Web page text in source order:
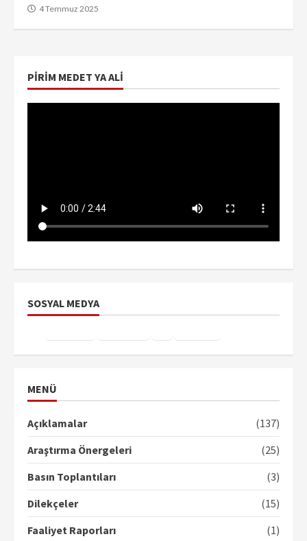
4 Temmuz 2025
PIRIM MEDET YA ALI
SOSYAL MEDYA
MENÜ
Açıklamalar
(137)
Araştırma Önergeleri
(25)
Basın Toplantıları
(3)
Dilekçeler
(15)
Faaliyet Raporları
(1)